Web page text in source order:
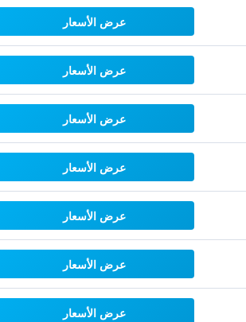
عرض الأسعار
عرض الأسعار
عرض الأسعار
عرض الأسعار
عرض الأسعار
عرض الأسعار
عرض الأسعار